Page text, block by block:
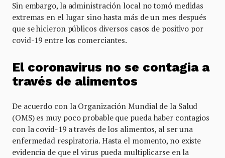
Sin embargo, la administración local no tomó medidas
extremas en el lugar sino hasta más de un mes después
que se hicieron públicos diversos casos de positivo por
covid-19 entre los comerciantes.
El coronavirus no se contagia a
través de alimentos
De acuerdo con la Organización Mundial de la Salud
(OMS) es muy poco probable que pueda haber contagios
con la covid-19 a través de los alimentos, al ser una
enfermedad respiratoria. Hasta el momento, no existe
evidencia de que el virus pueda multiplicarse en la